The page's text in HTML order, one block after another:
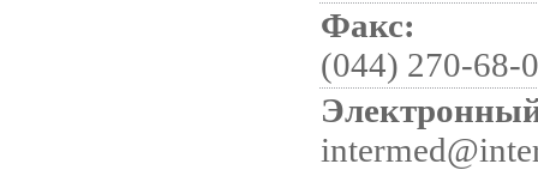
Факс:
(044) 270-68-